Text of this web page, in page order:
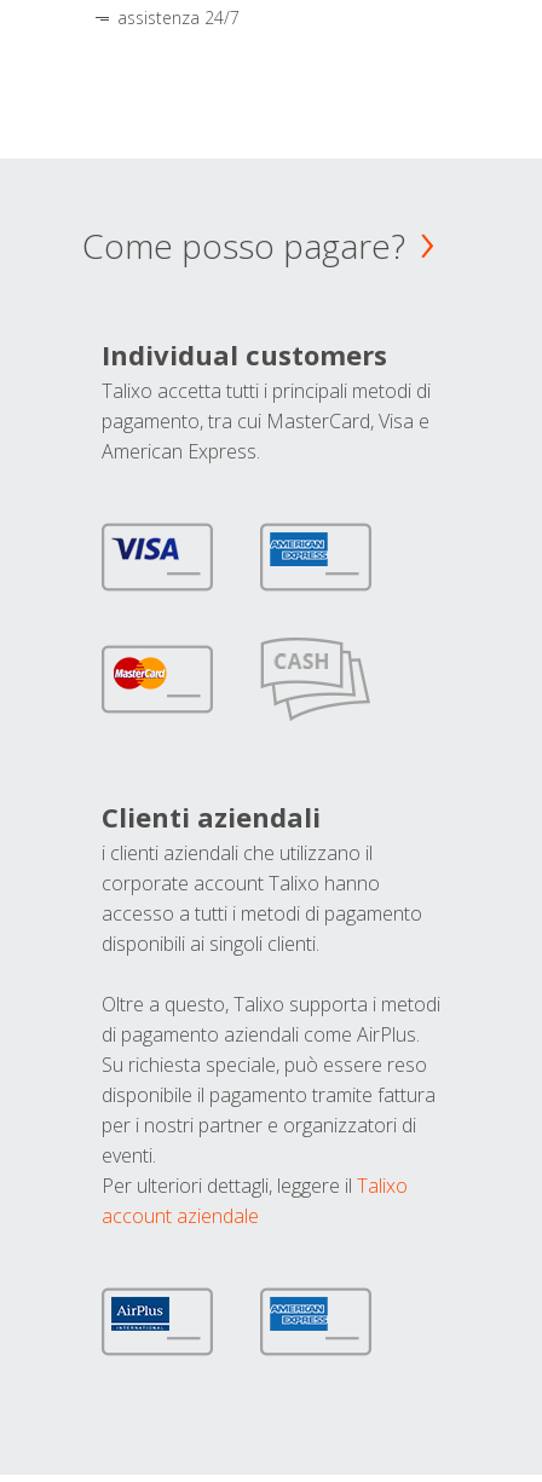
assistenza 24/7
Come posso pagare?
Individual customers
Talixo accetta tutti i principali metodi di
pagamento, tra cui MasterCard, Visa e
American Express.
Clienti aziendali
i clienti aziendali che utilizzano il
corporate account Talixo hanno
accesso a tutti i metodi di pagamento
disponibili ai singoli clienti.
Oltre a questo, Talixo supporta i metodi
di pagamento aziendali come AirPlus.
Su richiesta speciale, può essere reso
disponibile il pagamento tramite fattura
per i nostri partner e organizzatori di
eventi.
Per ulteriori dettagli, leggere il Talixo
account aziendale